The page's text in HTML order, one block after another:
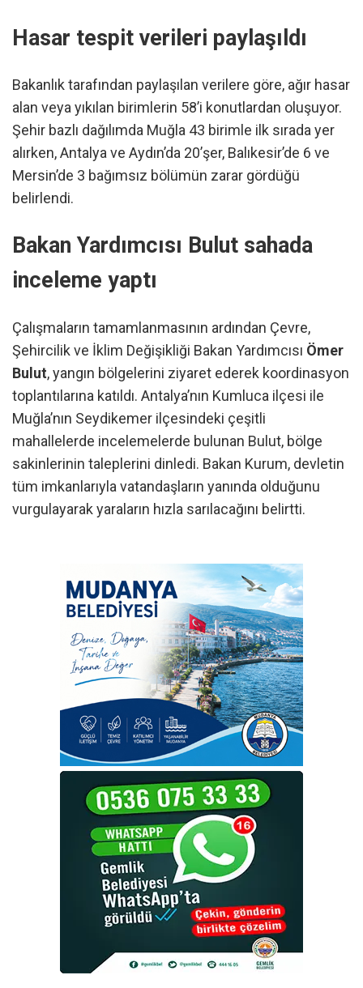
Hasar tespit verileri paylaşıldı
Bakanlık tarafından paylaşılan verilere göre, ağır hasar
alan veya yıkılan birimlerin 58’i konutlardan oluşuyor.
Şehir bazlı dağılımda Muğla 43 birimle ilk sırada yer
alırken, Antalya ve Aydın’da 20’şer, Balıkesir’de 6 ve
Mersin’de 3 bağımsız bölümün zarar gördüğü
belirlendi.
Bakan Yardımcısı Bulut sahada
inceleme yaptı
Çalışmaların tamamlanmasının ardından Çevre,
Şehircilik ve İklim Değişikliği Bakan Yardımcısı Ömer
Bulut, yangın bölgelerini ziyaret ederek koordinasyon
toplantılarına katıldı. Antalya’nın Kumluca ilçesi ile
Muğla’nın Seydikemer ilçesindeki çeşitli
mahallelerde incelemelerde bulunan Bulut, bölge
sakinlerinin taleplerini dinledi. Bakan Kurum, devletin
tüm imkanlarıyla vatandaşların yanında olduğunu
vurgulayarak yaraların hızla sarılacağını belirtti.